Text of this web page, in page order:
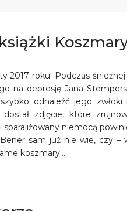
2017 roku. Podczas
na depresję Jana
odnaleźć jego
dostał zdjęcie, które
sparaliżowany niemocą
sam już nie wie, czy –
koszmary…